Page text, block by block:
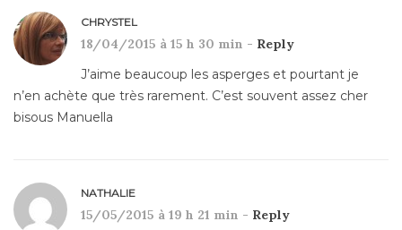
CHRYSTEL
18/04/2015 à 15 h 30 min - Reply
J’aime beaucoup les asperges et pourtant je
n’en achète que très rarement. C’est souvent assez cher
bisous Manuella
NATHALIE
15/05/2015 à 19 h 21 min - Reply